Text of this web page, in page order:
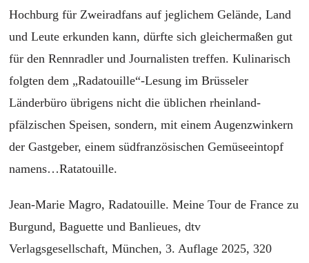
Hochburg für Zweiradfans auf jeglichem Gelände, Land
und Leute erkunden kann, dürfte sich gleichermaßen gut
für den Rennradler und Journalisten treffen. Kulinarisch
folgten dem „Radatouille“-Lesung im Brüsseler
Länderbüro übrigens nicht die üblichen rheinland-
pfälzischen Speisen, sondern, mit einem Augenzwinkern
der Gastgeber, einem südfranzösischen Gemüseeintopf
namens…Ratatouille.
Jean-Marie Magro,Radatouille. Meine Tour de France zu
Burgund, Baguette und Banlieues, dtv
Verlagsgesellschaft, München, 3. Auflage 2025, 320